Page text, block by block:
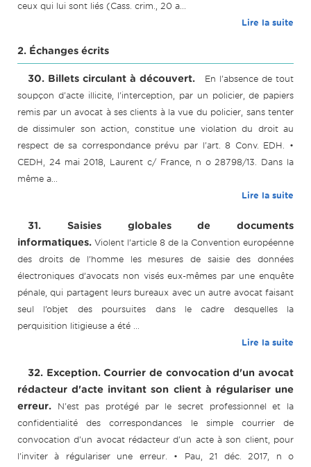
ceux qui lui sont liés (Cass. crim., 20 a...
Lire la suite
2. Échanges écrits
30. Billets circulant à découvert.
En l'absence de tout
soupçon d'acte illicite, l'interception, par un policier, de papiers
remis par un avocat à ses clients à la vue du policier, sans tenter
de dissimuler son action, constitue une violation du droit au
respect de sa correspondance prévu par l'art. 8 Conv. EDH. •
CEDH, 24 mai 2018, Laurent c/ France, n o 28798/13. Dans la
même a...
Lire la suite
31. Saisies globales de documents
informatiques. Violent l’article 8 de la Convention européenne
des droits de l’homme les mesures de saisie des données
électroniques d’avocats non visés eux-mêmes par une enquête
pénale, qui partagent leurs bureaux avec un autre avocat faisant
seul l’objet des poursuites dans le cadre desquelles la
perquisition litigieuse a été ...
Lire la suite
32. Exception. Courrier de convocation d'un avocat
rédacteur d'acte invitant son client à régulariser une
erreur.
N'est pas protégé par le secret professionnel et la
confidentialité des correspondances le simple courrier de
convocation d'un avocat rédacteur d'un acte à son client, pour
l'inviter à régulariser une erreur. • Pau, 21 déc. 2017, n o